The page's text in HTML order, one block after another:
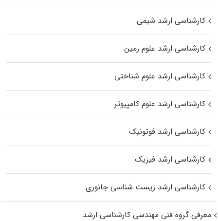
کارشناسی ارشد شیمی
کارشناسی ارشد علوم زمین
کارشناسی ارشد علوم شناختی
کارشناسی ارشد علوم کامپیوتر
کارشناسی ارشد فوتونیک
کارشناسی ارشد فیزیک
کارشناسی ارشد زیست‌ شناسی جانوری
معرفی گروه فنی مهندسی کارشناسی ارشد